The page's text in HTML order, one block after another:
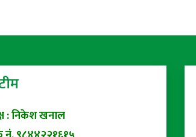
: निकेश खनाल